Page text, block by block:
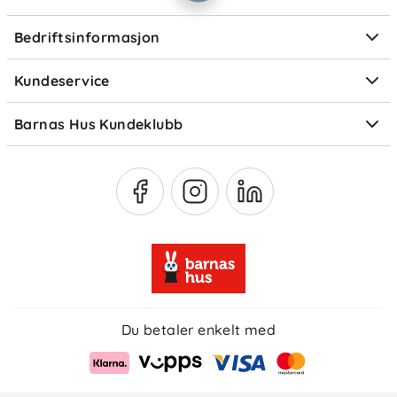
Bedriftsinformasjon
Størrelsesguider
Kundeservice
Ofte stilte spørsmål
Om Klarna
Barnas Hus Kundeklubb
Medlemsvilkår
Du betaler enkelt med